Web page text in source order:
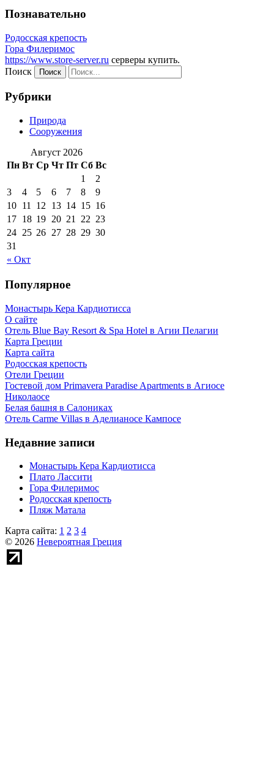
Познавательно
Родосская крепость
Гора Филеримос
https://www.store-server.ru серверы купить.
Поиск
Рубрики
Природа
Сооружения
Август 2026
Пн Вт Ср Чт Пт Сб Вс
« Окт
1
2
3
4 5 6 7 8
9
10 11 12 13 14 15 16
17 18 19 20 21 22 23
24 25 26 27 28 29 30
31
Популярное
Монастырь Кера Кардиотисса
О сайте
Отель Blue Bay Resort & Spa Hotel в Агии Пелагии
Карта Греции
Карта сайта
Родосская крепость
Отели Греции
Гостевой дом Primavera Paradise Apartments в Агиосе
Николаосе
Белая башня в Салониках
Отель Carme Villas в Аделианосе Кампосе
Недавние записи
Монастырь Кера Кардиотисса
Плато Лассити
Гора Филеримос
Родосская крепость
Пляж Матала
Карта сайта: 1 2 3 4
© 2026 Невероятная Греция